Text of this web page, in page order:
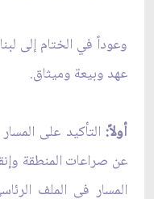
وعوداً في الختام إلى
عهد وبيعة وميثاق.
أولاً: التأكيد على
عن صراعات المنطقة
المسار في الملف